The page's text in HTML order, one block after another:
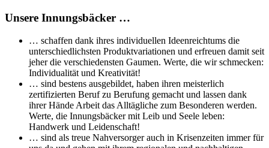
Unsere Innungsbäcker …
… schaffen dank ihres individuellen Ideenreichtums die
unterschiedlichsten Produktvariationen und erfreuen damit seit
jeher die verschiedensten Gaumen. Werte, die wir schmecken:
Individualität und Kreativität!
… sind bestens ausgebildet, haben ihren meisterlich
zertifizierten Beruf zu Berufung gemacht und lassen dank
ihrer Hände Arbeit das Alltägliche zum Besonderen werden.
Werte, die Innungsbäcker mit Leib und Seele leben:
Handwerk und Leidenschaft!
… sind als treue Nahversorger auch in Krisenzeiten immer für